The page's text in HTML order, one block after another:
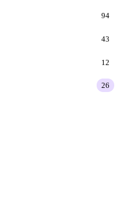
94
43
12
26